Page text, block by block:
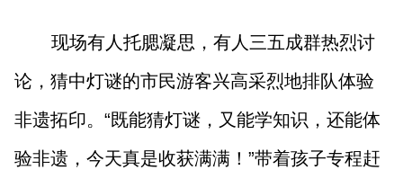
现场有人托腮凝思，有人三五成群热烈讨
论，猜中灯谜的市民游客兴高采烈地排队体验
非遗拓印。“既能猜灯谜，又能学知识，还能体
验非遗，今天真是收获满满！”带着孩子专程赶